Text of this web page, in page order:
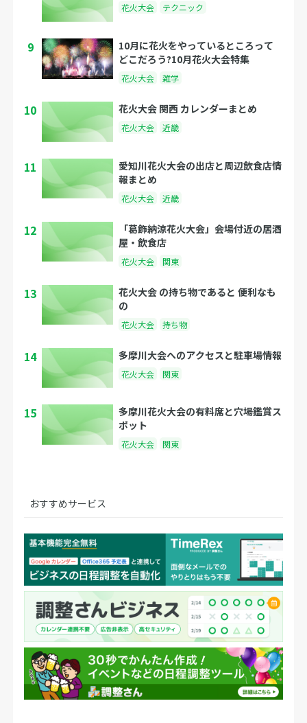
花火大会 テクニック
9
10月に花火をやっているところって
どこだろう?10月花火大会特集
花火大会 雑学
10 花火大会 関西 カレンダーまとめ
花火大会 近畿
11
愛知川花火大会の出店と周辺飲食店情
報まとめ
花火大会 近畿
12
「葛飾納涼花火大会」会場付近の居酒
屋・飲食店
花火大会 関東
13
花火大会 の持ち物であると 便利なも
の
花火大会 持ち物
14 多摩川大会へのアクセスと駐車場情報
花火大会 関東
15
多摩川花火大会の有料席と穴場鑑賞ス
ポット
花火大会 関東
おすすめサービス